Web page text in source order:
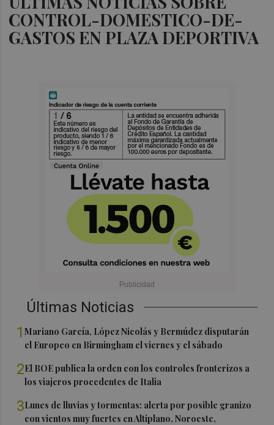
CONTROL-DOMESTICO-DE-
GASTOS EN PLAZA DEPORTIVA
Últimas Noticias
1Mariano García, López Nicolás y Bermúdez disputarán
el Europeo en Birmingham el viernes y el sábado
2El BOE publica la orden con los controles fronterizos a
los viajeros procedentes de Italia
3Lunes de lluvias y tormentas: alerta por posible granizo
con vientos muy fuertes en Altiplano, Noroeste,